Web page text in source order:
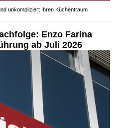
unkompliziert Ihren Küchentraum
Enzo Farina
ab Juli 2026